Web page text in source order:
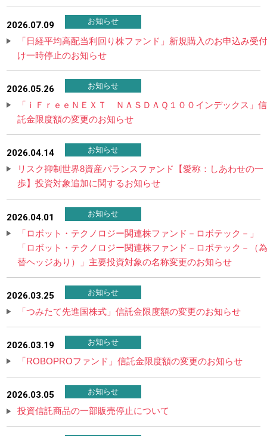
サービスのご案内
たいこうでんさいサービス
（電子債権をご利用のお客さま向け）
サービスのご案内
Taiko Big Advance
サービスのご案内
2026.07.09 お知らせ
「日経平均高配当利回り株ファンド」新規購入のお申込み受
け一時停止のお知らせ
2026.05.26 お知らせ
「ｉＦｒｅｅＮＥＸＴ ＮＡＳＤＡＱ１００インデックス」信
託金限度額の変更のお知らせ
2026.04.14 お知らせ
リスク抑制世界8資産バランスファンド【愛称：しあわせの一
歩】投資対象追加に関するお知らせ
2026.04.01 お知らせ
「ロボット・テクノロジー関連株ファンド－ロボテック－」
「ロボット・テクノロジー関連株ファンド－ロボテック－（
替ヘッジあり）」主要投資対象の名称変更のお知らせ
2026.03.25 お知らせ
「つみたて先進国株式」信託金限度額の変更のお知らせ
2026.03.19 お知らせ
「ROBOPROファンド」信託金限度額の変更のお知らせ
2026.03.05 お知らせ
投資信託商品の一部販売停止について